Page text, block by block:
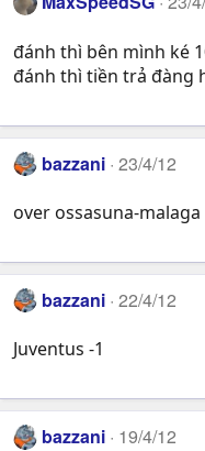
đánh thì bên mình ké
đánh thì tiền trả đàng
bazzani 23/4/12
over ossasuna-malaga
bazzani 22/4/12
Juventus -1
bazzani 19/4/12